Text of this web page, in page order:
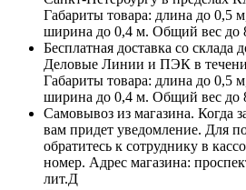
Габариты товара: длина до 0,5
ширина до 0,4 м. Общий вес до
Бесплатная доставка со склада
Деловые Линии и ПЭК в
Габариты товара: длина до 0,5
ширина до 0,4 м. Общий вес до
Самовывоз из магазина. Когда
вам придет уведомление. Для
обратитесь к сотруднику в
номер. Адрес магазина:
лит.Д